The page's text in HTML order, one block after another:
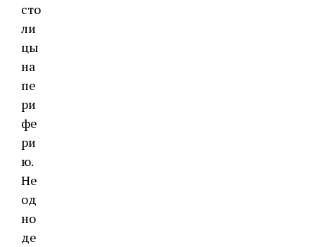
сто
ли
цы
на
пе
ри
фе
ри
ю.
Не
од
но
де